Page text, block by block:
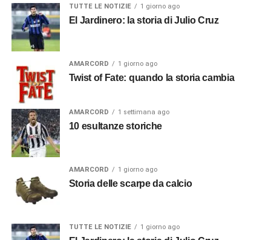
TUTTE LE NOTIZIE 1 giorno ago
El Jardinero: la storia di Julio Cruz
AMARCORD 1 giorno ago
Twist of Fate: quando la storia cambia
AMARCORD 1 settimana ago
10 esultanze storiche
AMARCORD 1 giorno ago
Storia delle scarpe da calcio
TUTTE LE NOTIZIE 1 giorno ago